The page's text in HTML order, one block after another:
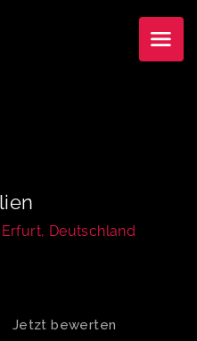
Erfurt, Deutschland
Jetzt bewerten